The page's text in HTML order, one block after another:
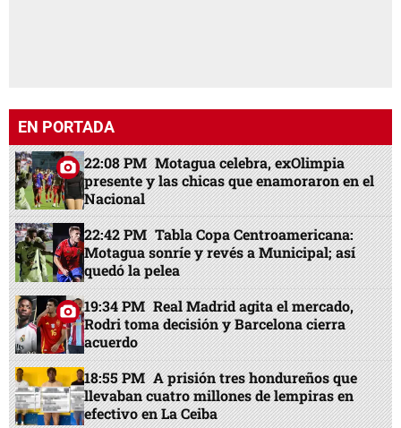
EN PORTADA
22:08 PM Motagua celebra, exOlimpia
presente y las chicas que enamoraron en el
Nacional
22:42 PM Tabla Copa Centroamericana:
Motagua sonríe y revés a Municipal; así
quedó la pelea
19:34 PM Real Madrid agita el mercado,
Rodri toma decisión y Barcelona cierra
acuerdo
18:55 PM A prisión tres hondureños que
llevaban cuatro millones de lempiras en
efectivo en La Ceiba